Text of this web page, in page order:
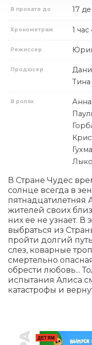
В прокате до 17
Хронометраж 1
Режиссер
Продюсер
Тина
В ролях
В Стране Чудес
солнце всегда в
пятнадцатилетняя
жителей своих
них ее не узнает. В
выбраться из
пройти долгий
слез, коварные
смертельно
обрести любовь...
испытания Алиса
катастрофы и
ДЕТЯМ